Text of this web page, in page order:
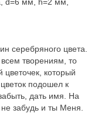
серебряного цвета.
творениям, то
цветочек, который
подошел к
дать имя. На
забудь и ты Меня.